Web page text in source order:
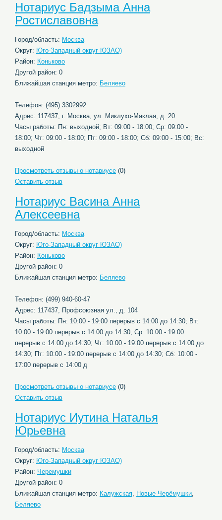
Нотариус Бадзыма Анна
Ростиславовна
Город/область: Москва
Округ: Юго-Западный округ ЮЗАО)
Район: Коньково
Другой район: 0
Ближайшая станция метро: Беляево
Телефон: (495) 3302992
Адрес: 117437, г. Москва, ул. Миклухо-Маклая, д. 20
Часы работы: Пн: выходной; Вт: 09:00 - 18:00; Ср: 09:00 -
18:00; Чт: 09:00 - 18:00; Пт: 09:00 - 18:00; Сб: 09:00 - 15:00; Вс:
выходной
Просмотреть отзывы о нотариусе (0)
Оставить отзыв
Нотариус Васина Анна
Алексеевна
Город/область: Москва
Округ: Юго-Западный округ ЮЗАО)
Район: Коньково
Другой район: 0
Ближайшая станция метро: Беляево
Телефон: (499) 940-60-47
Адрес: 117437, Профсоюзная ул., д. 104
Часы работы: Пн: 10:00 - 19:00 перерыв c 14:00 до 14:30; Вт:
10:00 - 19:00 перерыв c 14:00 до 14:30; Ср: 10:00 - 19:00
перерыв c 14:00 до 14:30; Чт: 10:00 - 19:00 перерыв c 14:00 до
14:30; Пт: 10:00 - 19:00 перерыв c 14:00 до 14:30; Сб: 10:00 -
17:00 перерыв c 14:00 д
Просмотреть отзывы о нотариусе (0)
Оставить отзыв
Нотариус Иутина Наталья
Юрьевна
Город/область: Москва
Округ: Юго-Западный округ ЮЗАО)
Район: Черемушки
Другой район: 0
Ближайшая станция метро: Калужская, Новые Черёмушки,
Беляево